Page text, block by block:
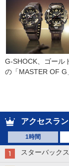
G-SHOCK、ゴール
の「MASTER OF G
アクセスラ
1時間
スターバック